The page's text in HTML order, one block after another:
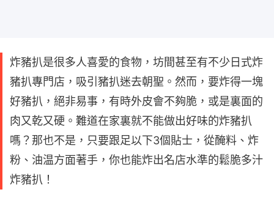
炸豬扒是很多人喜愛的食物，坊間甚至有不少日式炸
豬扒專門店，吸引豬扒迷去朝聖。然而，要炸得一塊
好豬扒，絕非易事，有時外皮會不夠脆，或是裏面的
肉又乾又硬。難道在家裏就不能做出好味的炸豬扒
嗎？那也不是，只要跟足以下3個貼士，從醃料、炸
粉、油温方面著手，你也能炸出名店水準的鬆脆多汁
炸豬扒！